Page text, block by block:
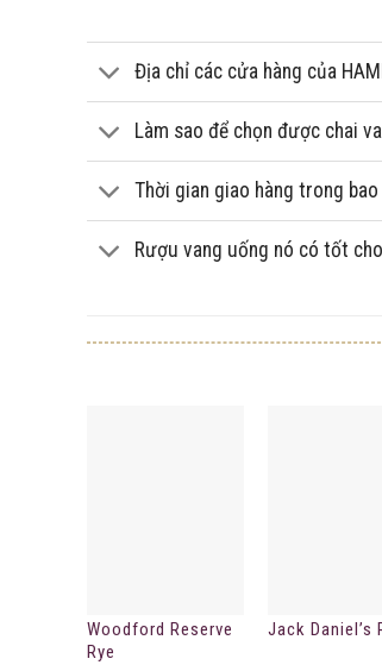
Địa chỉ các cửa hàng của
Làm sao để chọn được chai
Thời gian giao hàng trong bao
Rượu vang uống nó có tốt
Woodford Reserve
Rye
Jack Daniel’s